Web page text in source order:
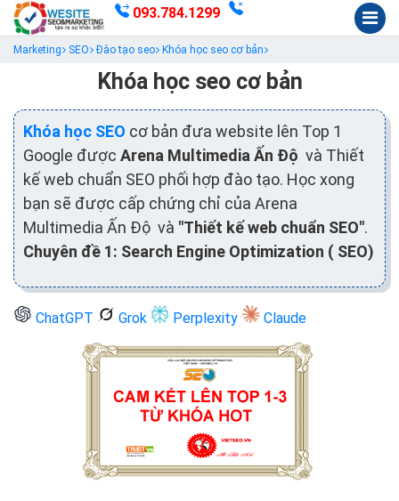
093.784.1299
Marketing SEO Đào tạo seo Khóa học seo cơ bản
Khóa học seo cơ bản
Khóa học SEO cơ bản đưa website lên Top 1
Google được Arena Multimedia Ấn Độ và Thiết
kế web chuẩn SEO phối hợp đào tạo. Học xong
bạn sẽ được cấp chứng chỉ của Arena
Multimedia Ấn Độ và "Thiết kế web chuẩn SEO".
Chuyên đề 1: Search Engine Optimization ( SEO)
ChatGPT Grok Perplexity Claude